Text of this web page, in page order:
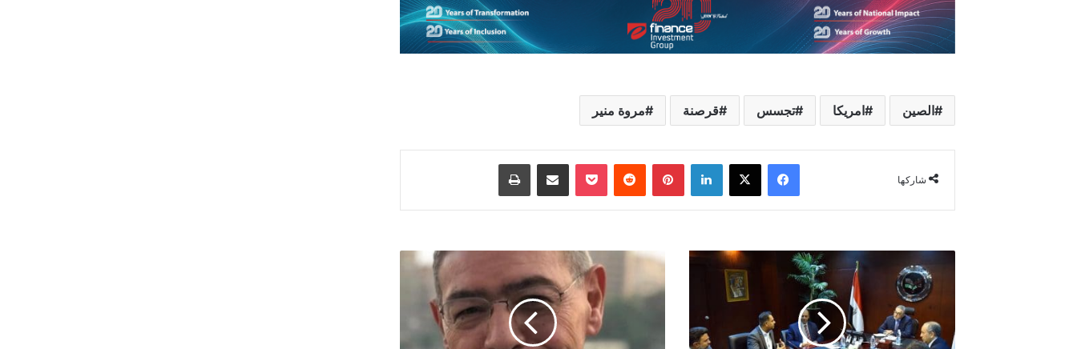
الصين امريكا تجسس قرصنة مروة منير
شاركها
فيسبوك ‫X لينكدإن بينتيريست
‏Reddit
‫Pocket مشاركة عبر البريد طباعة
تبحث
إنشاء
الشعبة
للاقتصاد